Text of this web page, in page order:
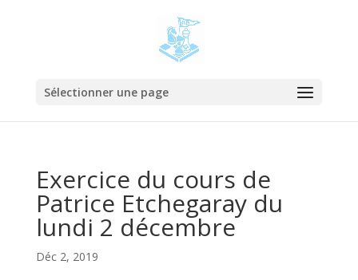
Sélectionner une page
Exercice du cours de
Patrice Etchegaray du
lundi 2 décembre
Déc 2, 2019